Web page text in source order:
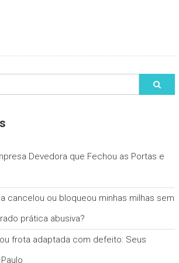
Devedora que Fechou as Portas e
cancelou ou bloqueou minhas milhas sem
prática abusiva?
frota adaptada com defeito: Seus